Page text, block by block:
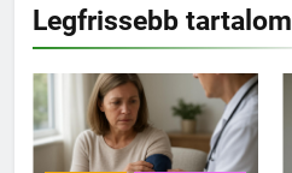
Legfrissebb tartalom